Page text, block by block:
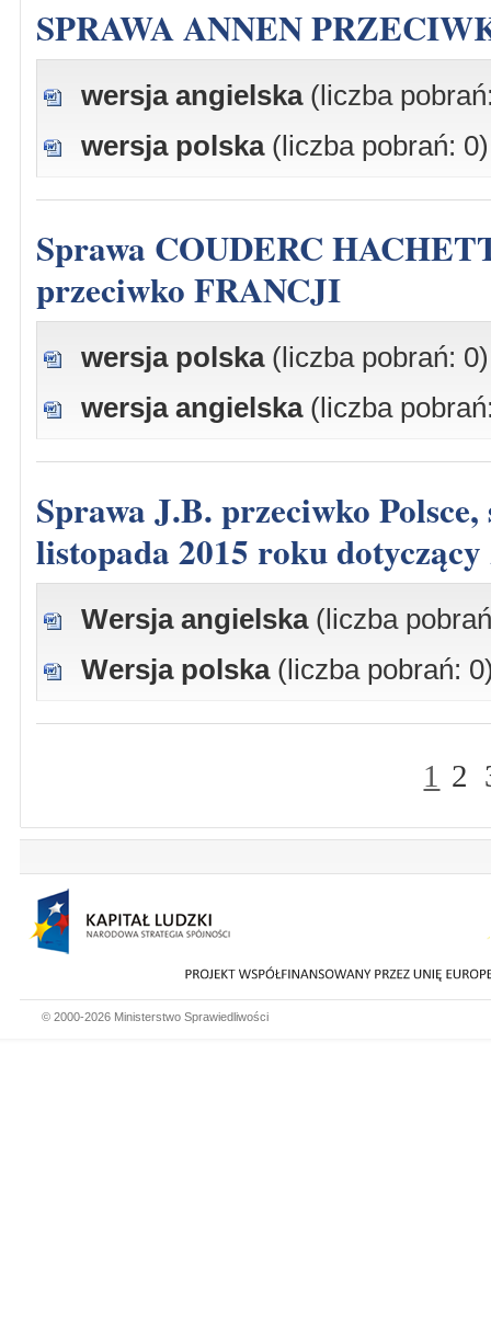
SPRAWA ANNEN
wersja angielska (liczba
wersja polska (liczba pobrań: 0)
Sprawa COUDERC HACHETTE FILIPACCHI ASSOCIÉS
przeciwko FRANCJI
wersja polska (liczba pobrań: 0)
wersja angielska (liczba
Sprawa J.B. przeciwko Polsce, skarga nr 57675/10, wyrok z dnia 3
listopada 2015 roku
Wersja angielska (liczba
Wersja polska (liczba pobrań:
1 2
© 2000-2026 Ministerstwo Sprawiedliwości